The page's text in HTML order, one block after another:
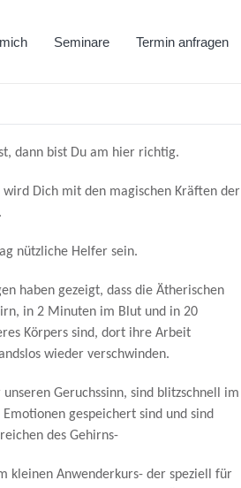
Seminare Termin anfragen
dann bist Du am hier richtig.
Dich mit den magischen Kräften der
nützliche Helfer sein.
haben gezeigt, dass die Ätherischen
in 2 Minuten im Blut und in 20
Körpers sind, dort ihre Arbeit
wieder verschwinden.
Geruchssinn, sind blitzschnell im
gespeichert sind und sind
des Gehirns-
kleinen Anwenderkurs- der speziell für